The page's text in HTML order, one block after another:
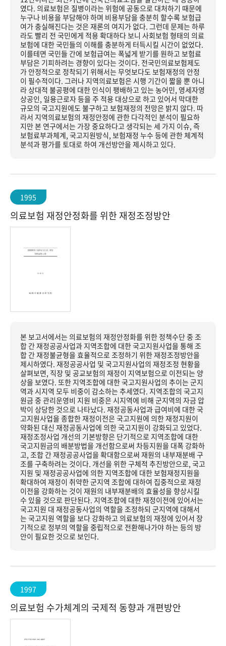
였다. 의료보험은 질병이라는 위험에 공동으로 대처하기 때문에
누구나 비용을 부담해야 하며 비용부담을 충분히 할수록 보험급
여가 충실해진다는 것은 재론의 여지가 없다. 그런데 문제는 하루
라도 빨리 전 국민에게 적용 확대하다 보니 사회보험 형태의 의료
보험에 대한 국민들의 이해를 충분하게 터득시킬 시간이 없었다.
이를테면 국민들 간에 보험급여는 폭넓게 받기를 원하고 보험료
부담은 기피하려는 경향이 있다는 것이다. 전국민의료보험제도
가 안정적으로 정착되기 위해서는 무엇보다도 보험재정의 안정
이 필수적이다. 그러나 지역의료보험은 시행 기간이 짧을 뿐 아니
라 상대적 불공평에 대한 인식이 팽배하고 있는 농어민, 영세자영
상공인, 일용근로자 등을 주 적용 대상으로 하고 있어서 막대한
규모의 국고지원에도 불구하고 보험재정의 전망은 밝지 않다. 따
라서 지역의료보험의 재정안정에 관한 다각적인 분석이 필요하
지만 본 연구에서는 가장 중요하다고 생각되는 세 가지 이슈, 즉
보험료부과체계, 국고지원방식, 보험재정 누수 등에 관한 체계적
분석과 평가를 토대로 하여 개선방안을 제시하고 있다.
1995
의료보험 재정안정화를 위한 재정조정방안
본 보고서에서는 의료보험의 재정안정화를 위한 정책수단 중 조
합 간 재정공공사업과 지역조합에 대한 국고지원사업을 통해 조
합 간 재정불균형을 효율적으로 조정하기 위한 재정조정방안을
제시하였다. 재정공공사업 및 국고지원사업의 재정조정 현황을
살펴보면, 직장 및 공교보험의 재정이 지역보험으로 이전되는 양
상을 보였다. 또한 지역조합에 대한 국고지원사업의 추이는 군지
역과 시지역 모두 비중이 감소하는 추세였다. 지역조합의 국고지
원금 중 관리운영비 지원 비중은 시지역에 비해 군지역의 자금 압
박이 상당한 것으로 나타났다. 재정공동사업과 급여비에 대한 국
고지원사업을 종합한 재정이전은 국고지원에 의한 재정지원이
약화된 대신 재정공동사업에 의한 국고지원이 강화되고 있었다.
재정조정사업 개선의 기본방향은 단기적으로 지역조합에 대한
국고지원금의 배분방법을 개선함으로써 차등지원을 대폭 강화하
고, 조합 간 재정공공사업을 확대함으로써 재원의 내부재분배 구
조를 구축하려는 것이다. 개선을 위한 구체적 추진방안으로, 국고
지원 및 재정공공사업에 의한 지역조합에 대한 보험재정지원을
확대하여 재정이 취약한 군지역 조합에 대하여 집중적으로 재정
이전을 강화하는 것이 재원의 내부재분배의 효율성을 향상시킬
수 있을 것으로 판단된다. 지역조합에 대한 재정이전에 있어서는
국고지원 대 재정공동사업의 역할을 조정하되 군지역에 대해서
는 국고지원 역할을 보다 강화하고 의료보험의 재정에 있어서 장
기적으로 정부의 역할을 중립적으로 전환해나가야 하는 등의 방
안이 필요한 것으로 보인다.
1997
의료보험 수가체계의 국제적 동향과 개편방안